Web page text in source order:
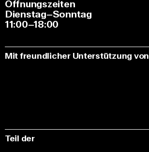
Öffnungszeiten
Dienstag–Sonntag
11:00–18:00
Mit freundlicher Unterstützung von
Teil der